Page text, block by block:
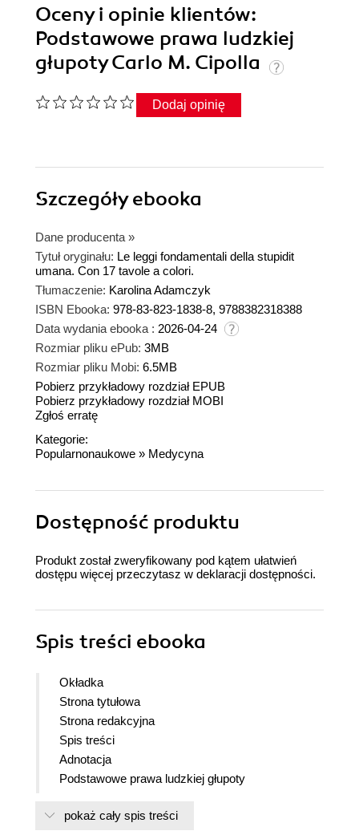
Oceny i opinie klientów:
Podstawowe prawa ludzkiej
głupoty Carlo M. Cipolla
Dodaj opinię
Szczegółyebooka
Dane producenta »
Tytuł oryginału: Le leggi fondamentali della stupidit
umana. Con 17 tavole a colori.
Tłumaczenie: Karolina Adamczyk
ISBN Ebooka: 978-83-823-1838-8, 9788382318388
Data wydania ebooka : 2026-04-24
Rozmiar pliku ePub: 3MB
Rozmiar pliku Mobi: 6.5MB
Pobierz przykładowy rozdział EPUB
Pobierz przykładowy rozdział MOBI
Zgłoś erratę
Kategorie:
Popularnonaukowe » Medycyna
Dostępność produktu
Produkt został zweryfikowany pod kątem ułatwień
dostępu więcej przeczytasz w deklaracji dostępności.
Spis treści ebooka
Okładka
Strona tytułowa
Strona redakcyjna
Spis treści
Adnotacja
Podstawowe prawa ludzkiej głupoty
Wstęp
pokaż cały spis treści